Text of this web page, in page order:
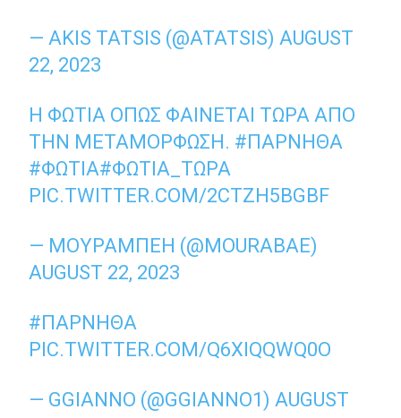
— AKIS TATSIS (@ATATSIS) AUGUST
22, 2023
Η ΦΩΤΙΆ ΌΠΩΣ ΦΑΊΝΕΤΑΙ ΤΏΡΑ ΑΠΌ
ΤΗΝ ΜΕΤΑΜΌΡΦΩΣΗ. #ΠΑΡΝΗΘΑ
#ΦΩΤΙΑ#ΦΩΤΙΑ_ΤΩΡΑ
PIC.TWITTER.COM/2CTZH5BGBF
— ΜΟΥΡΆΜΠΕΗ (@MOURABAE)
AUGUST 22, 2023
#ΠΑΡΝΗΘΑ
PIC.TWITTER.COM/Q6XIQQWQ0O
— GGIANNO (@GGIANNO1) AUGUST